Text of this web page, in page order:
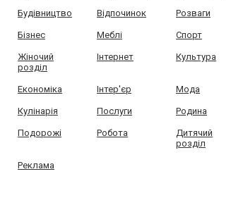
Будівництво Відпочинок Розваги
Бізнес Меблі Спорт
Жіночий
розділ
Інтернет Культура
Економіка Інтер'єр Мода
Кулінарія Послуги Родина
Подорожі Робота
Дитячий
розділ
Реклама